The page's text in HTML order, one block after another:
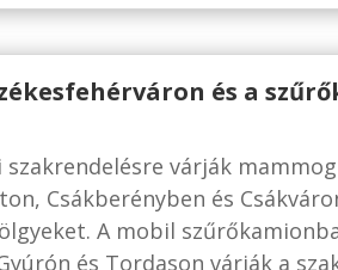
és a
szakrendelésre várják
Csákberényben és
A mobil
és Tordason várják a